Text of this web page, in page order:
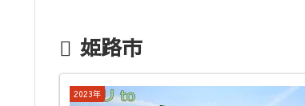
姫路市
2023年